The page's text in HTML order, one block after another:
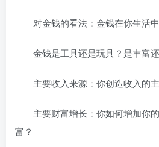
对金钱的看法：金钱在你生活
金钱是工具还是玩具？是丰富
主要收入来源：你创造收入的
主要财富增长：你如何增加你
富？